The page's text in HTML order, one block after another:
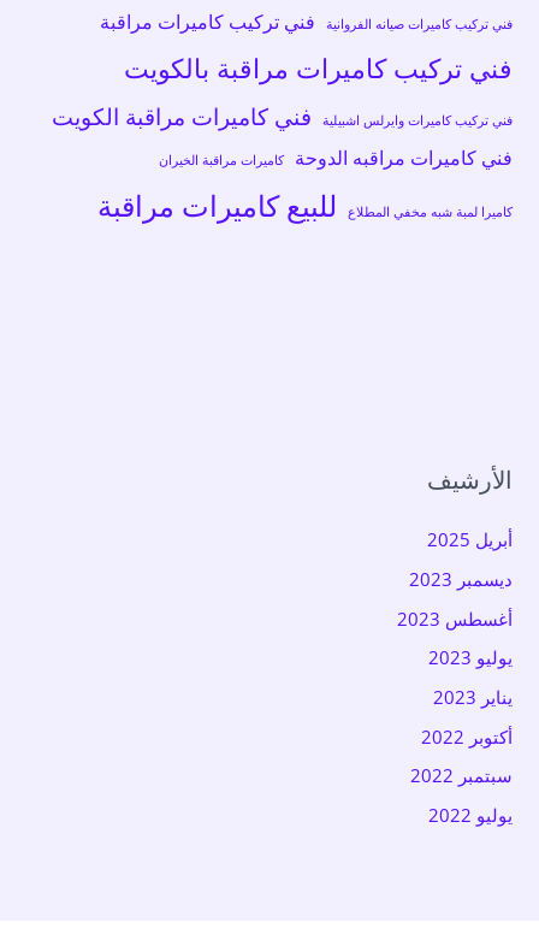
فني تركيب كاميرات صيانه الفروانية فني تركيب كاميرات مراقبة
فني تركيب كاميرات مراقبة بالكويت
فني تركيب كاميرات وايرلس اشبيلية فني كاميرات مراقبة الكويت
فني كاميرات مراقبه الدوحة كاميرات مراقبة الخيران
كاميرا لمبة شبه مخفي المطلاع للبيع كاميرات مراقبة
الأرشيف
أبريل 2025
ديسمبر 2023
أغسطس 2023
يوليو 2023
يناير 2023
أكتوبر 2022
سبتمبر 2022
يوليو 2022